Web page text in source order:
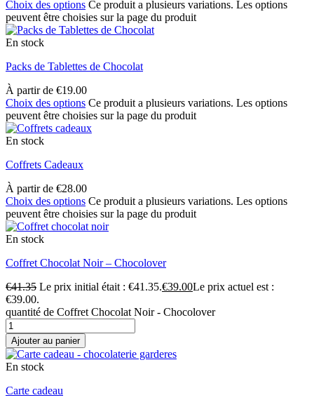
Choix des options Ce produit a plusieurs variations. Les options
peuvent être choisies sur la page du produit
En stock
Packs de Tablettes de Chocolat
À partir de €19.00
Choix des options Ce produit a plusieurs variations. Les options
peuvent être choisies sur la page du produit
En stock
Coffrets Cadeaux
À partir de €28.00
Choix des options Ce produit a plusieurs variations. Les options
peuvent être choisies sur la page du produit
En stock
Coffret Chocolat Noir – Chocolover
€41.35 Le prix initial était : €41.35.€39.00Le prix actuel est :
€39.00.
quantité de Coffret Chocolat Noir - Chocolover
Ajouter au panier
En stock
Carte cadeau